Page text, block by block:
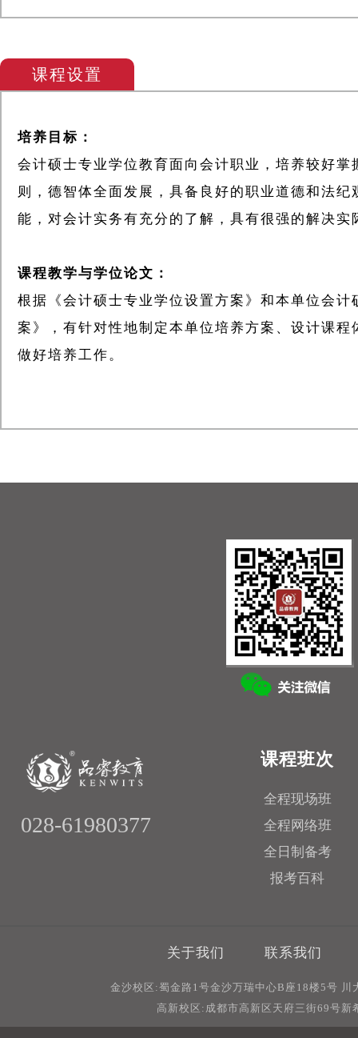
课程设置
培养目标：
会计硕士专业学位教育面向会计职业，培养较好
则，德智体全面发展，具备良好的职业道德和法
能，对会计实务有充分的了解，具有很强的解决
课程教学与学位论文：
根据《会计硕士专业学位设置方案》和本单位会
案》，有针对性地制定本单位培养方案、设计课
做好培养工作。
028-61980377
课程班次
全程现场班
全程网络班
全日制备考
报考百科
关于我们 联系我们
金沙校区:蜀金路1号金沙万瑞中心B座18楼5号
高新校区:成都市高新区天府三街69号